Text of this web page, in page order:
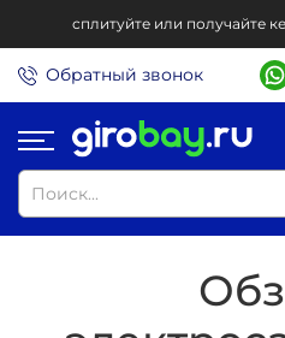
сплитуйте или получайте
Обратный звонок